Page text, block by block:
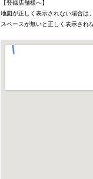
【登録店舗様へ】
地図が正しく表示されない場合は
スペースが無いと正しく表示され